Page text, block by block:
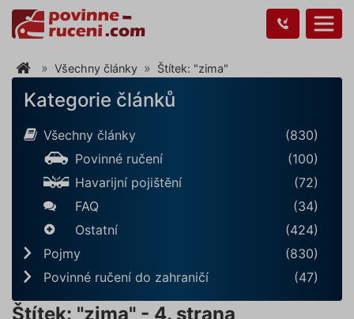
Všechny články Štítek: "zima"
Kategorie článků
Všechny články
(830)
Povinné ručení
(100)
Havarijní pojištění
(72)
FAQ
(34)
Ostatní
(424)
Pojmy
(830)
Povinné ručení do zahraničí
(47)
Štítek: "zima" - 4. strana